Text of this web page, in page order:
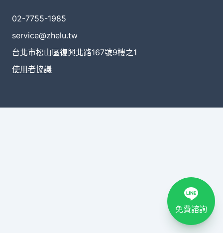
02-7755-1985
service@zhelu.tw
台北市松山區復興北路167號9樓之1
使用者協議
免費諮詢